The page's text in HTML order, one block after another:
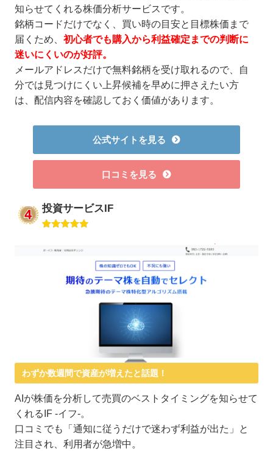
知らせてくれる株価分析サービスです。
銘柄コードだけでなく、買い時の目安と目標株価まで
届くため、初心者でも購入から利益確定までの判断に
迷いにくいのが好評。
メールアドレスだけで無料銘柄を受け取れるので、自
分では見つけにくい上昇候補を早めに押さえたい方
は、配信内容を確認しておく価値があります。
公式サイトを見る
口コミを見る
投資サービスIF
わずか数週間で資産が増えたと話題！
AIが株価を分析して売買のベストタイミングを知らせて
くれるIF -イフ-。
口コミでも「通知に従うだけで迷わず利益が出た」と
注目され、利用者が急増中。